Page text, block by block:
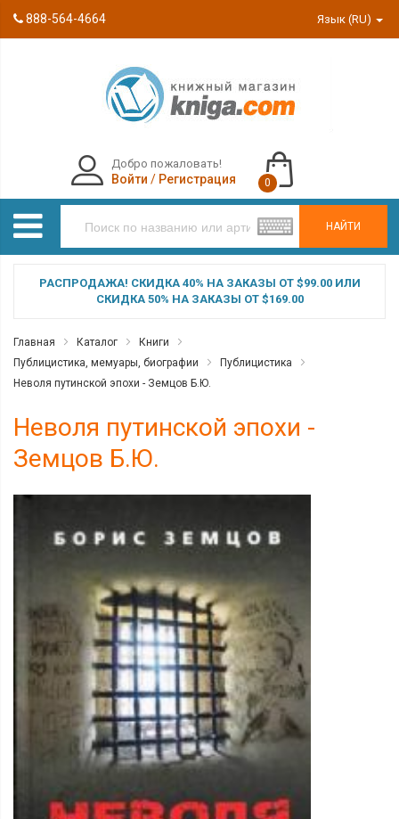
888-564-4664 Язык (RU)
НАЙТИ
Добро пожаловать!
Войти / Регистрация 0
РАСПРОДАЖА! СКИДКА 40% НА ЗАКАЗЫ ОТ $99.00 ИЛИ
СКИДКА 50% НА ЗАКАЗЫ ОТ $169.00
Главная Каталог
Книги
Публицистика, мемуары, биографии
Публицистика
Неволя путинской эпохи - Земцов Б.Ю.
Неволя путинской эпохи -
Земцов Б.Ю.